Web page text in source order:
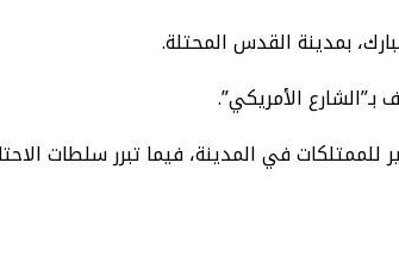
الأمريكي”.
القدس منذ بداية الشهر الجاري، ووثق مركز معلومات فلسطين “معطي” 94 عملية تدمير للممتلكات في المدينة، فيما تبرر